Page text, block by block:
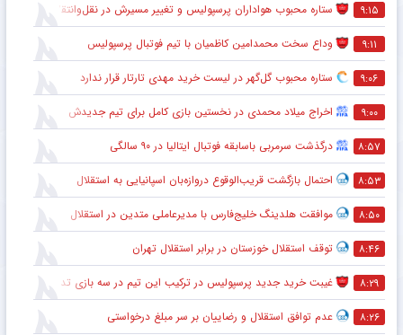
۹:۱۵ ستاره محبوب هواداران پرسپولیس و تغییر مسیرش در نقل‌وانتقالات
۹:۱۱ وداع سخت محمدامین کاظمیان با تیم فوتبال پرسپولیس
۹:۰۶ ستاره محبوب گل‌گهر در لیست خرید مهدی تارتار قرار ندارد
۹:۰۰ اخراج میلاد محمدی در نخستین بازی کامل برای تیم جدیدش
۸:۵۷ درگذشت سرمربی باسابقه فوتبال ایتالیا در ۹۰ سالگی
۸:۵۳ احتمال بازگشت قریب‌الوقوع دروازه‌بان اسپانیایی به استقلال
۸:۵۰ موافقت هلدینگ خلیج‌فارس با مدیرعاملی متدین در استقلال
۸:۴۶ توقف استقلال خوزستان در برابر استقلال تهران
۸:۲۹ غیبت خرید جدید پرسپولیس در ترکیب این تیم در سه بازی تدارکاتی
۸:۲۶ عدم توافق استقلال و رضاییان بر سر مبلغ درخواستی